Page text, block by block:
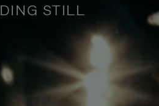
STILL
com propósito